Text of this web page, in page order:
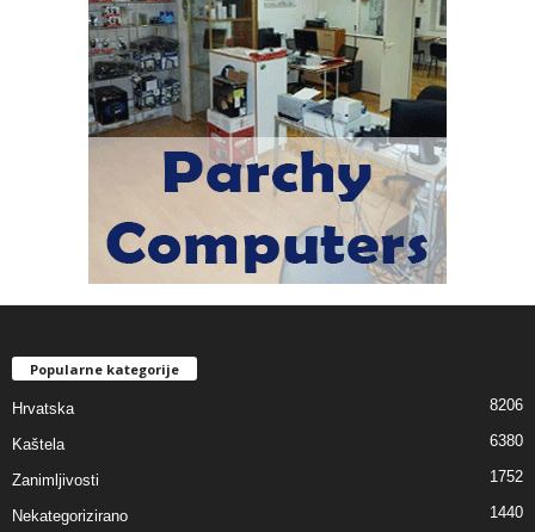
Popularne kategorije
Hrvatska 8206
Kaštela 6380
Zanimljivosti 1752
Nekategorizirano 1440